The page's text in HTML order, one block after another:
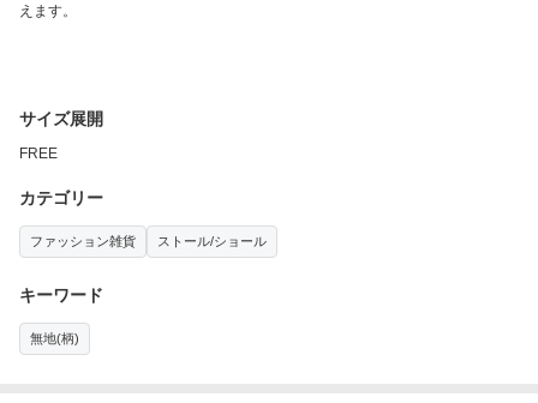
えます。
サイズ展開
FREE
カテゴリー
ファッション雑貨 ストール/ショール
キーワード
無地(柄)